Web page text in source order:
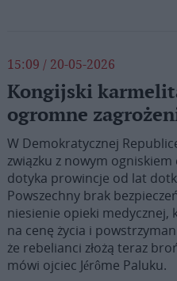
15:09 / 20-05-2026
Kongijski
ogromne
W Demokratycznej
związku z nowym
dotyka prowincje od lat
Powszechny brak
niesienie opieki medycznej,
na cenę życia i
że rebelianci złożą teraz
mówi ojciec Jérôme Paluku.